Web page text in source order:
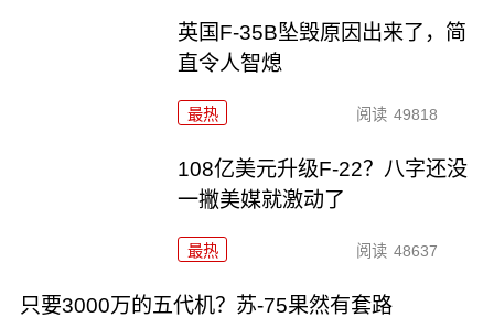
英国F-35B坠毁原因出来了，简
直令人智熄
最热 阅读 49818
108亿美元升级F-22？八字还没
一撇美媒就激动了
最热 阅读 48637
只要3000万的五代机？苏-75果然有套路